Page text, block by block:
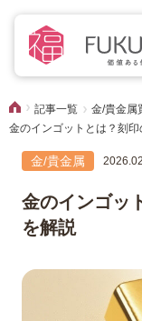
記事一覧
金/貴金属
金のインゴットとは？刻
金/貴金属
金のインゴッ
を解説